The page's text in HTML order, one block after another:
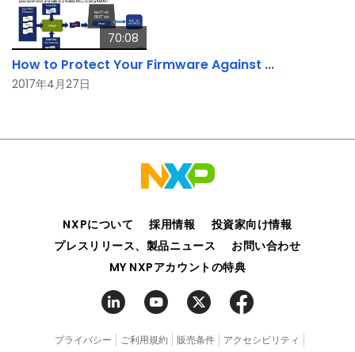
70:08
How to Protect Your Firmware Against ...
2017年4月27日
NXPについて 採用情報
投資家向け情報
プレスリリース、製品ニュース
お問い合わせ
MY NXPアカウントの特典
プライバシー ご利用規約 販売条件
アクセシビリティ